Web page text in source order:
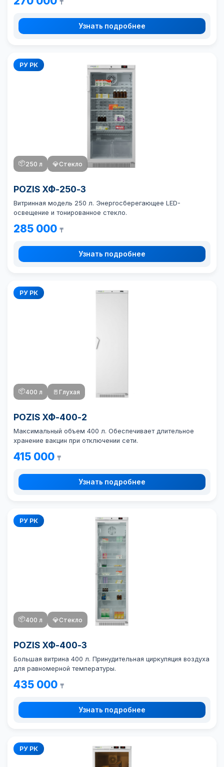
₸
Узнать подробнее
РУ РК
📦250 л 💎Стекло
POZIS ХФ-250-3
Витринная модель 250 л. Энергосберегающее LED-
освещение и тонированное стекло.
285 000 ₸
Узнать подробнее
РУ РК
📦400 л 🚪 Глухая
POZIS ХФ-400-2
Максимальный объем 400 л. Обеспечивает длительное
хранение вакцин при отключении сети.
415 000 ₸
Узнать подробнее
РУ РК
📦400 л 💎Стекло
POZIS ХФ-400-3
Большая витрина 400 л. Принудительная циркуляция воздуха
для равномерной температуры.
435 000 ₸
Узнать подробнее
РУ РК